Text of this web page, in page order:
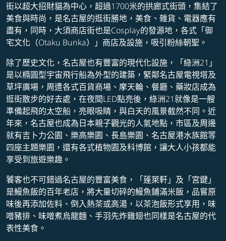
街以超大招財貓為中心，超過1700米的拱廊式街頭，集結了
美食與時尚，是名古屋的逛街勝地，美食、雜貨、電器應有
盡有，同時，大須商店街也是Cosplay的發源地，各式「御
宅文化（Otaku Bunka）」商店及設施，吸引粉絲朝聖。
除了歷史文化，名古屋也有豐富的現代化設施，「綠洲21」
是以橢圓型宇宙飛行船為外型的建築，緊鄰名古屋電視塔及
草坪廣場，周遭各式百貨商場、摩天輪、餐廳、藥妝店成為
逛街散步的好去處，在夜間LED點亮後，綠洲21就像是一艘
準備起飛的太空船，亮眼吸睛，與白天的風景截然不同。近
年來，名古屋也成為日本親子觀光的人氣地點，市區及周邊
就有吉卜力公園、樂高樂園、長島樂園、名古屋港水族館等
四座主題樂園，還有各式植物園及科博館，讓大人小孩都能
享受到旅遊樂趣。
饕客也不可錯過名古屋的豐富美食，「蓬萊軒」及「宮鍵」
是鰻魚飯的百年老店，將大量切碎的鰻魚鋪滿米飯，品嘗原
味後再添加佐料、倒入熱茶或高湯，以茶泡飯形式享用，味
噌豬排、味噌煮烏龍麵、手羽先炸雞翅也同樣是名古屋的代
表性美食。